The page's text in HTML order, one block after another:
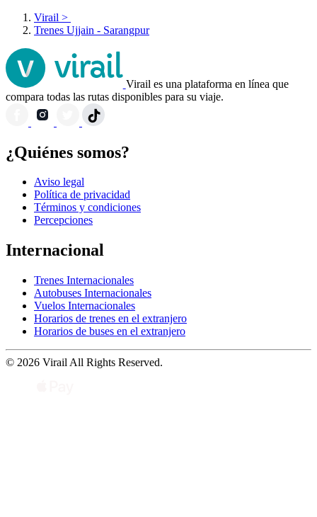
Virail >
Trenes Ujjain - Sarangpur
Virail es una plataforma en línea que
compara todas las rutas disponibles para su viaje.
¿Quiénes somos?
Aviso legal
Política de privacidad
Términos y condiciones
Percepciones
Internacional
Trenes Internacionales
Autobuses Internacionales
Vuelos Internacionales
Horarios de trenes en el extranjero
Horarios de buses en el extranjero
© 2026 Virail All Rights Reserved.